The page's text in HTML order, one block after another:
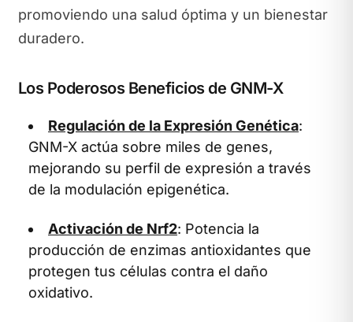
promoviendo una salud óptima y un bienestar
duradero.
Los Poderosos Beneficios de GNM-X
Regulación de la Expresión Genética:
GNM-X actúa sobre miles de genes,
mejorando su perfil de expresión a través
de la modulación epigenética.
Activación de Nrf2: Potencia la
producción de enzimas antioxidantes que
protegen tus células contra el daño
oxidativo.